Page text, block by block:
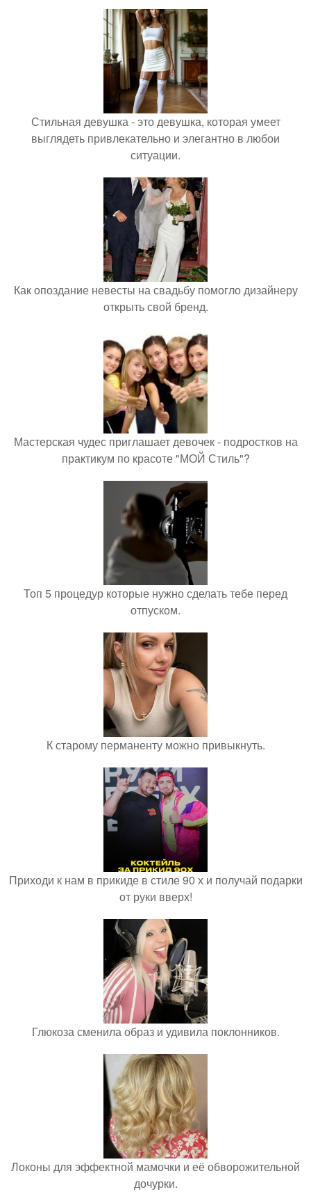
Стильная девушка - это девушка, которая умеет
выглядеть привлекательно и элегантно в любои
ситуации.
Как опоздание невесты на свадьбу помогло дизайнеру
открыть свой бренд.
Мастерская чудес приглашает девочек - подростков на
практикум по красоте "МОЙ Стиль"?
Топ 5 процедур которые нужно сделать тебе перед
отпуском.
К старому перманенту можно привыкнуть.
Приходи к нам в прикиде в стиле 90 х и получай подарки
от руки вверх!
Глюкоза сменила образ и удивила поклонников.
Локоны для эффектной мамочки и её обворожительной
дочурки.